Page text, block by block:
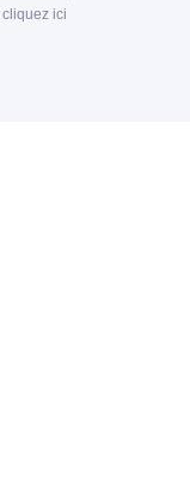
cliquez ici